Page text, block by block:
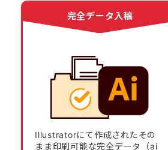
完全データ入稿
Illustratorにて作成されたその
まま印刷可能な完全データ（ai